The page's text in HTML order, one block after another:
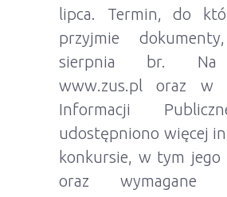
lipca. Termin, do
przyjmie
sierpnia br. Na
www.zus.pl oraz w
Informacji
udostępniono więcej
konkursie, w tym jego
oraz wymagane